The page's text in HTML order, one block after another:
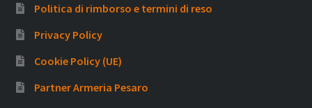
Politica di rimborso e termini di reso
Privacy Policy
Cookie Policy (UE)
Partner Armeria Pesaro